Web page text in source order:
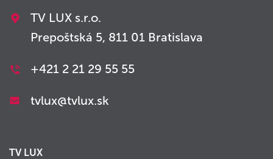
TV LUX s.r.o.
Prepoštská 5, 811 01 Bratislava
+421 2 21 29 55 55
tvlux@tvlux.sk
TV LUX